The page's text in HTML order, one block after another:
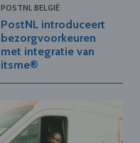
POSTNL BELGIË
PostNL introduceert
bezorgvoorkeuren
met integratie van
itsme®